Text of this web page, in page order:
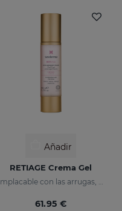
Añadir
RETIAGE Crema Gel
Implacable con las arrugas, delicado con tu piel
61.95 €